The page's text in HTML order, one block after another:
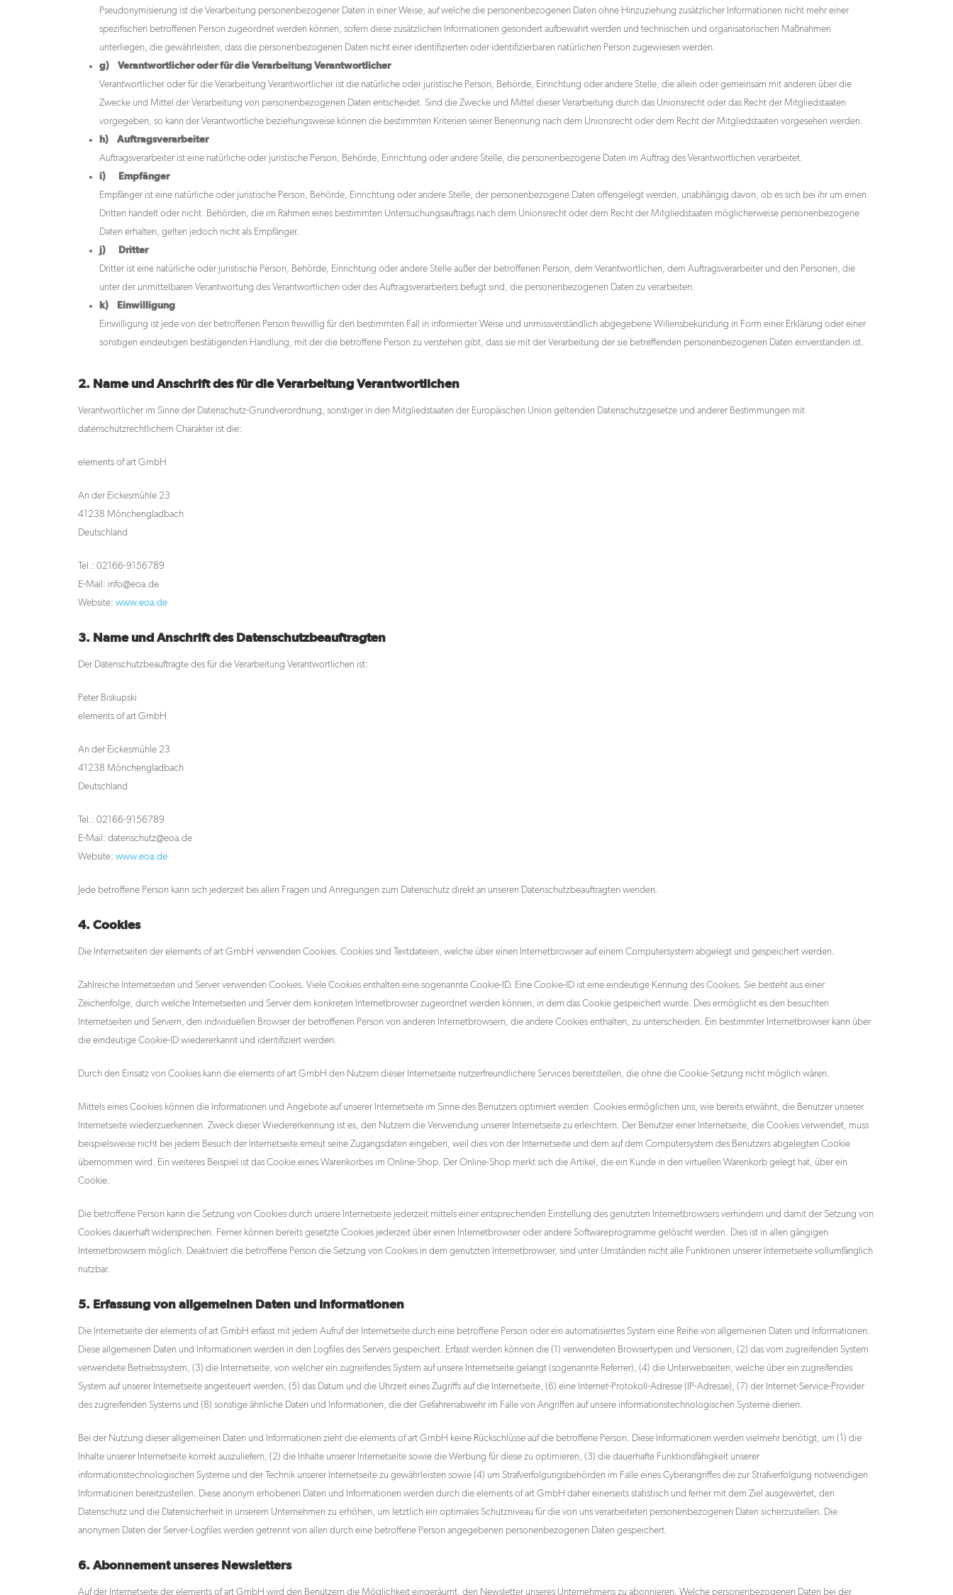
Pseudonymisierung ist die Verarbeitung personenbezogener Daten in einer Weise, auf welche die personenbezogenen Daten ohne Hinzuziehung zusätzlicher Informationen nicht mehr einer
spezifischen betroffenen Person zugeordnet werden können, sofern diese zusätzlichen Informationen gesondert aufbewahrt werden und technischen und organisatorischen Maßnahmen
unterliegen, die gewährleisten, dass die personenbezogenen Daten nicht einer identifizierten oder identifizierbaren natürlichen Person zugewiesen werden.
g) Verantwortlicher oder für die Verarbeitung Verantwortlicher
Verantwortlicher oder für die Verarbeitung Verantwortlicher ist die natürliche oder juristische Person, Behörde, Einrichtung oder andere Stelle, die allein oder gemeinsam mit anderen über die
Zwecke und Mittel der Verarbeitung von personenbezogenen Daten entscheidet. Sind die Zwecke und Mittel dieser Verarbeitung durch das Unionsrecht oder das Recht der Mitgliedstaaten
vorgegeben, so kann der Verantwortliche beziehungsweise können die bestimmten Kriterien seiner Benennung nach dem Unionsrecht oder dem Recht der Mitgliedstaaten vorgesehen werden.
h) Auftragsverarbeiter
Auftragsverarbeiter ist eine natürliche oder juristische Person, Behörde, Einrichtung oder andere Stelle, die personenbezogene Daten im Auftrag des Verantwortlichen verarbeitet.
i) Empfänger
Empfänger ist eine natürliche oder juristische Person, Behörde, Einrichtung oder andere Stelle, der personenbezogene Daten offengelegt werden, unabhängig davon, ob es sich bei ihr um einen
Dritten handelt oder nicht. Behörden, die im Rahmen eines bestimmten Untersuchungsauftrags nach dem Unionsrecht oder dem Recht der Mitgliedstaaten möglicherweise personenbezogene
Daten erhalten, gelten jedoch nicht als Empfänger.
j) Dritter
Dritter ist eine natürliche oder juristische Person, Behörde, Einrichtung oder andere Stelle außer der betroffenen Person, dem Verantwortlichen, dem Auftragsverarbeiter und den Personen, die
unter der unmittelbaren Verantwortung des Verantwortlichen oder des Auftragsverarbeiters befugt sind, die personenbezogenen Daten zu verarbeiten.
k) Einwilligung
Einwilligung ist jede von der betroffenen Person freiwillig für den bestimmten Fall in informierter Weise und unmissverständlich abgegebene Willensbekundung in Form einer Erklärung oder einer
sonstigen eindeutigen bestätigenden Handlung, mit der die betroffene Person zu verstehen gibt, dass sie mit der Verarbeitung der sie betreffenden personenbezogenen Daten einverstanden ist.
2. Name und Anschrift des für die Verarbeitung Verantwortlichen
Verantwortlicher im Sinne der Datenschutz-Grundverordnung, sonstiger in den Mitgliedstaaten der Europäischen Union geltenden Datenschutzgesetze und anderer Bestimmungen mit
datenschutzrechtlichem Charakter ist die:
elements of art GmbH
An der Eickesmühle 23
41238 Mönchengladbach
Deutschland
Tel.: 02166-9156789
E-Mail: info@eoa.de
Website: www.eoa.de
3. Name und Anschrift des Datenschutzbeauftragten
Der Datenschutzbeauftragte des für die Verarbeitung Verantwortlichen ist:
Peter Biskupski
elements of art GmbH
An der Eickesmühle 23
41238 Mönchengladbach
Deutschland
Tel.: 02166-9156789
E-Mail: datenschutz@eoa.de
Website: www.eoa.de
Jede betroffene Person kann sich jederzeit bei allen Fragen und Anregungen zum Datenschutz direkt an unseren Datenschutzbeauftragten wenden.
4. Cookies
Die Internetseiten der elements of art GmbH verwenden Cookies. Cookies sind Textdateien, welche über einen Internetbrowser auf einem Computersystem abgelegt und gespeichert werden.
Zahlreiche Internetseiten und Server verwenden Cookies. Viele Cookies enthalten eine sogenannte Cookie-ID. Eine Cookie-ID ist eine eindeutige Kennung des Cookies. Sie besteht aus einer
Zeichenfolge, durch welche Internetseiten und Server dem konkreten Internetbrowser zugeordnet werden können, in dem das Cookie gespeichert wurde. Dies ermöglicht es den besuchten
Internetseiten und Servern, den individuellen Browser der betroffenen Person von anderen Internetbrowsern, die andere Cookies enthalten, zu unterscheiden. Ein bestimmter Internetbrowser kann über
die eindeutige Cookie-ID wiedererkannt und identifiziert werden.
Durch den Einsatz von Cookies kann die elements of art GmbH den Nutzern dieser Internetseite nutzerfreundlichere Services bereitstellen, die ohne die Cookie-Setzung nicht möglich wären.
Mittels eines Cookies können die Informationen und Angebote auf unserer Internetseite im Sinne des Benutzers optimiert werden. Cookies ermöglichen uns, wie bereits erwähnt, die Benutzer unserer
Internetseite wiederzuerkennen. Zweck dieser Wiedererkennung ist es, den Nutzern die Verwendung unserer Internetseite zu erleichtern. Der Benutzer einer Internetseite, die Cookies verwendet, muss
beispielsweise nicht bei jedem Besuch der Internetseite erneut seine Zugangsdaten eingeben, weil dies von der Internetseite und dem auf dem Computersystem des Benutzers abgelegten Cookie
übernommen wird. Ein weiteres Beispiel ist das Cookie eines Warenkorbes im Online-Shop. Der Online-Shop merkt sich die Artikel, die ein Kunde in den virtuellen Warenkorb gelegt hat, über ein
Cookie.
Die betroffene Person kann die Setzung von Cookies durch unsere Internetseite jederzeit mittels einer entsprechenden Einstellung des genutzten Internetbrowsers verhindern und damit der Setzung von
Cookies dauerhaft widersprechen. Ferner können bereits gesetzte Cookies jederzeit über einen Internetbrowser oder andere Softwareprogramme gelöscht werden. Dies ist in allen gängigen
Internetbrowsern möglich. Deaktiviert die betroffene Person die Setzung von Cookies in dem genutzten Internetbrowser, sind unter Umständen nicht alle Funktionen unserer Internetseite vollumfänglich
nutzbar.
5. Erfassung von allgemeinen Daten und Informationen
Die Internetseite der elements of art GmbH erfasst mit jedem Aufruf der Internetseite durch eine betroffene Person oder ein automatisiertes System eine Reihe von allgemeinen Daten und Informationen.
Diese allgemeinen Daten und Informationen werden in den Logfiles des Servers gespeichert. Erfasst werden können die (1) verwendeten Browsertypen und Versionen, (2) das vom zugreifenden System
verwendete Betriebssystem, (3) die Internetseite, von welcher ein zugreifendes System auf unsere Internetseite gelangt (sogenannte Referrer), (4) die Unterwebseiten, welche über ein zugreifendes
System auf unserer Internetseite angesteuert werden, (5) das Datum und die Uhrzeit eines Zugriffs auf die Internetseite, (6) eine Internet-Protokoll-Adresse (IP-Adresse), (7) der Internet-Service-Provider
des zugreifenden Systems und (8) sonstige ähnliche Daten und Informationen, die der Gefahrenabwehr im Falle von Angriffen auf unsere informationstechnologischen Systeme dienen.
Bei der Nutzung dieser allgemeinen Daten und Informationen zieht die elements of art GmbH keine Rückschlüsse auf die betroffene Person. Diese Informationen werden vielmehr benötigt, um (1) die
Inhalte unserer Internetseite korrekt auszuliefern, (2) die Inhalte unserer Internetseite sowie die Werbung für diese zu optimieren, (3) die dauerhafte Funktionsfähigkeit unserer
informationstechnologischen Systeme und der Technik unserer Internetseite zu gewährleisten sowie (4) um Strafverfolgungsbehörden im Falle eines Cyberangriffes die zur Strafverfolgung notwendigen
Informationen bereitzustellen. Diese anonym erhobenen Daten und Informationen werden durch die elements of art GmbH daher einerseits statistisch und ferner mit dem Ziel ausgewertet, den
Datenschutz und die Datensicherheit in unserem Unternehmen zu erhöhen, um letztlich ein optimales Schutzniveau für die von uns verarbeiteten personenbezogenen Daten sicherzustellen. Die
anonymen Daten der Server-Logfiles werden getrennt von allen durch eine betroffene Person angegebenen personenbezogenen Daten gespeichert.
6. Abonnement unseres Newsletters
Auf der Internetseite der elements of art GmbH wird den Benutzern die Möglichkeit eingeräumt, den Newsletter unseres Unternehmens zu abonnieren. Welche personenbezogenen Daten bei der